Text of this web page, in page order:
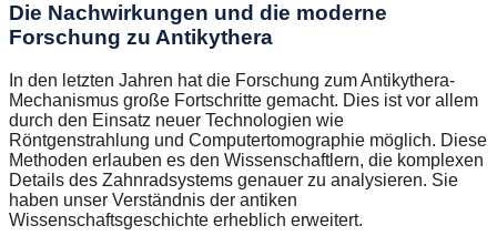
Die Nachwirkungen und die moderne
Forschung zu Antikythera
In den letzten Jahren hat die Forschung zum Antikythera-
Mechanismus große Fortschritte gemacht. Dies ist vor allem
durch den Einsatz neuer Technologien wie
Röntgenstrahlung und Computertomographie möglich. Diese
Methoden erlauben es den Wissenschaftlern, die komplexen
Details des Zahnradsystems genauer zu analysieren. Sie
haben unser Verständnis der antiken
Wissenschaftsgeschichte erheblich erweitert.